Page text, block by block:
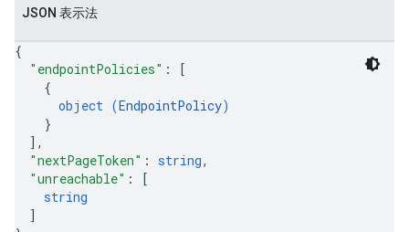
JSON 表示法
{
"endpointPolicies" :
[
{
object (EndpointPolicy)
}
] ,
"nextPageToken" : string,
"unreachable" :
[
string
]